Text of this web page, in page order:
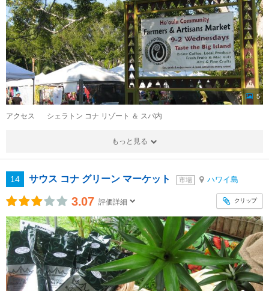
5
アクセス シェラトン コナ リゾート ＆ スパ内
もっと見る
14 サウス コナ グリーン マーケット 市場 ハワイ島
3.07 評価詳細 クリップ